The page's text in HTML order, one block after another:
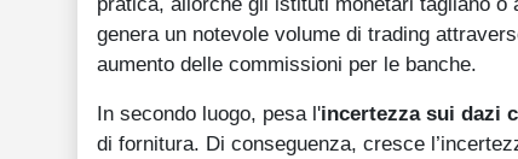
genera un notevole volume di trading
aumento delle commissioni per le banche.
In secondo luogo, pesa l'incertezza sui dazi
di fornitura. Di conseguenza, cresce